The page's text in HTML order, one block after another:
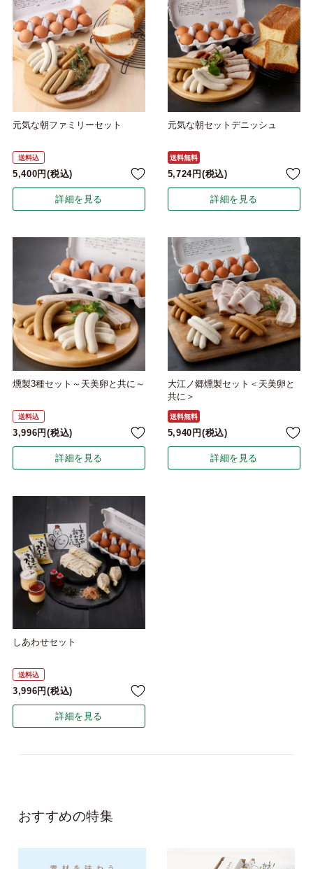
元気な朝ファミリーセット
送料込
5,400 税込
詳細を見る
元気な朝セットデニッシュ
送料無料
5,724 税込
詳細を見る
燻製3種セット～天美卵と共に～
送料込
3,996 税込
詳細を見る
大江ノ郷燻製セット＜天美卵と
共に＞
送料無料
5,940 税込
詳細を見る
しあわせセット
送料込
3,996 税込
詳細を見る
おすすめの特集